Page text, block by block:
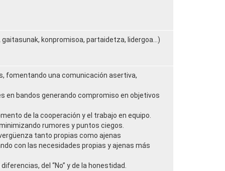
konpromisoa, partaidetza, lidergoa...)
fomentando una comunicación asertiva,
en bandos generando compromiso en objetivos
de la cooperación y el trabajo en equipo.
rumores y puntos ciegos.
tanto propias como ajenas
con las necesidades propias y ajenas más
del “No” y de la honestidad.